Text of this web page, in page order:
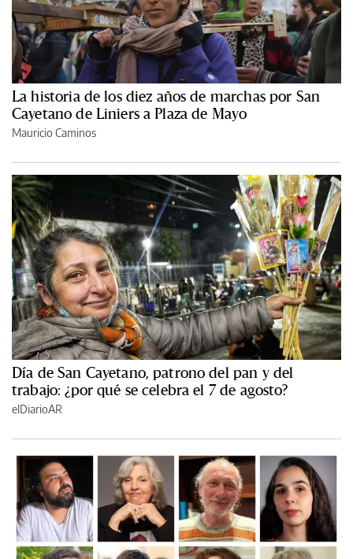
La historia de los diez años de marchas por San
Cayetano de Liniers a Plaza de Mayo
Mauricio Caminos
Día de San Cayetano, patrono del pan y del
trabajo: ¿por qué se celebra el 7 de agosto?
elDiarioAR